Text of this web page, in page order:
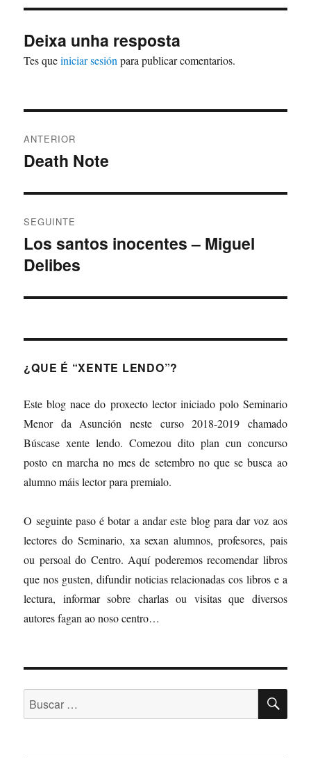
Deixa unha resposta
Tes queiniciar sesión para publicar comentarios.
de
ANTERIOR
Artigo
Death Note
SEGUINTE
Artigo
Seguinte:
Los santos inocentes – Miguel
Delibes
¿QUE É “XENTE LENDO”?
Este blog nace do proxecto lector iniciado polo Seminario
Menor da Asunción neste curso 2018-2019 chamado
Búscase xente lendo. Comezou dito plan cun concurso
posto en marcha no mes de setembro no que se busca ao
alumno máis lector para premialo.
O seguinte paso é botar a andar este blog para dar voz aos
lectores do Seminario, xa sexan alumnos, profesores, pais
ou persoal do Centro. Aquí poderemos recomendar libros
que nos gusten, difundir noticias relacionadas cos libros e a
lectura, informar sobre charlas ou visitas que diversos
autores fagan ao noso centro…
Buscar: